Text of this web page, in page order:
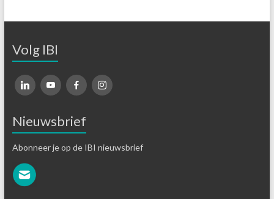
Volg IBI
Nieuwsbrief
Abonneer je op de IBI nieuwsbrief